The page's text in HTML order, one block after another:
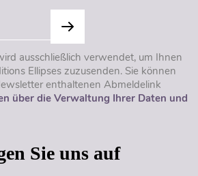
ausschließlich verwendet, um Ihnen
Ellipses zuzusenden. Sie können
enthaltenen Abmeldelink
über die Verwaltung Ihrer Daten und
Sie uns auf